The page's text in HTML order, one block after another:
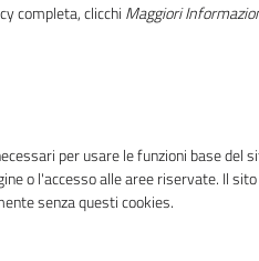
di
al Consiglio
del 26
completa, clicchi Maggiori
per usare le funzioni base del
o l'accesso alle aree riservate. Il
senza questi cookies.